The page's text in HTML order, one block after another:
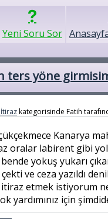
Yeni Soru Sor
ters yöne
kategorisinde Fatih
Kanarya
oralar labirent gibi yol
yokuş yukarı
ve ceza yazıldı
etmek istiyorum
yardımınız için